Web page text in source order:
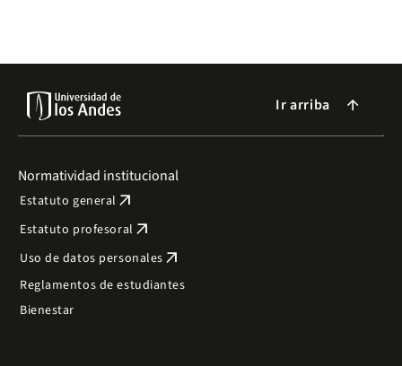
Ir arriba arrow_forward
Normatividad institucional
Estatuto general arrow_outward
Estatuto profesoral arrow_outward
Uso de datos personales arrow_outward
Reglamentos de estudiantes
Bienestar